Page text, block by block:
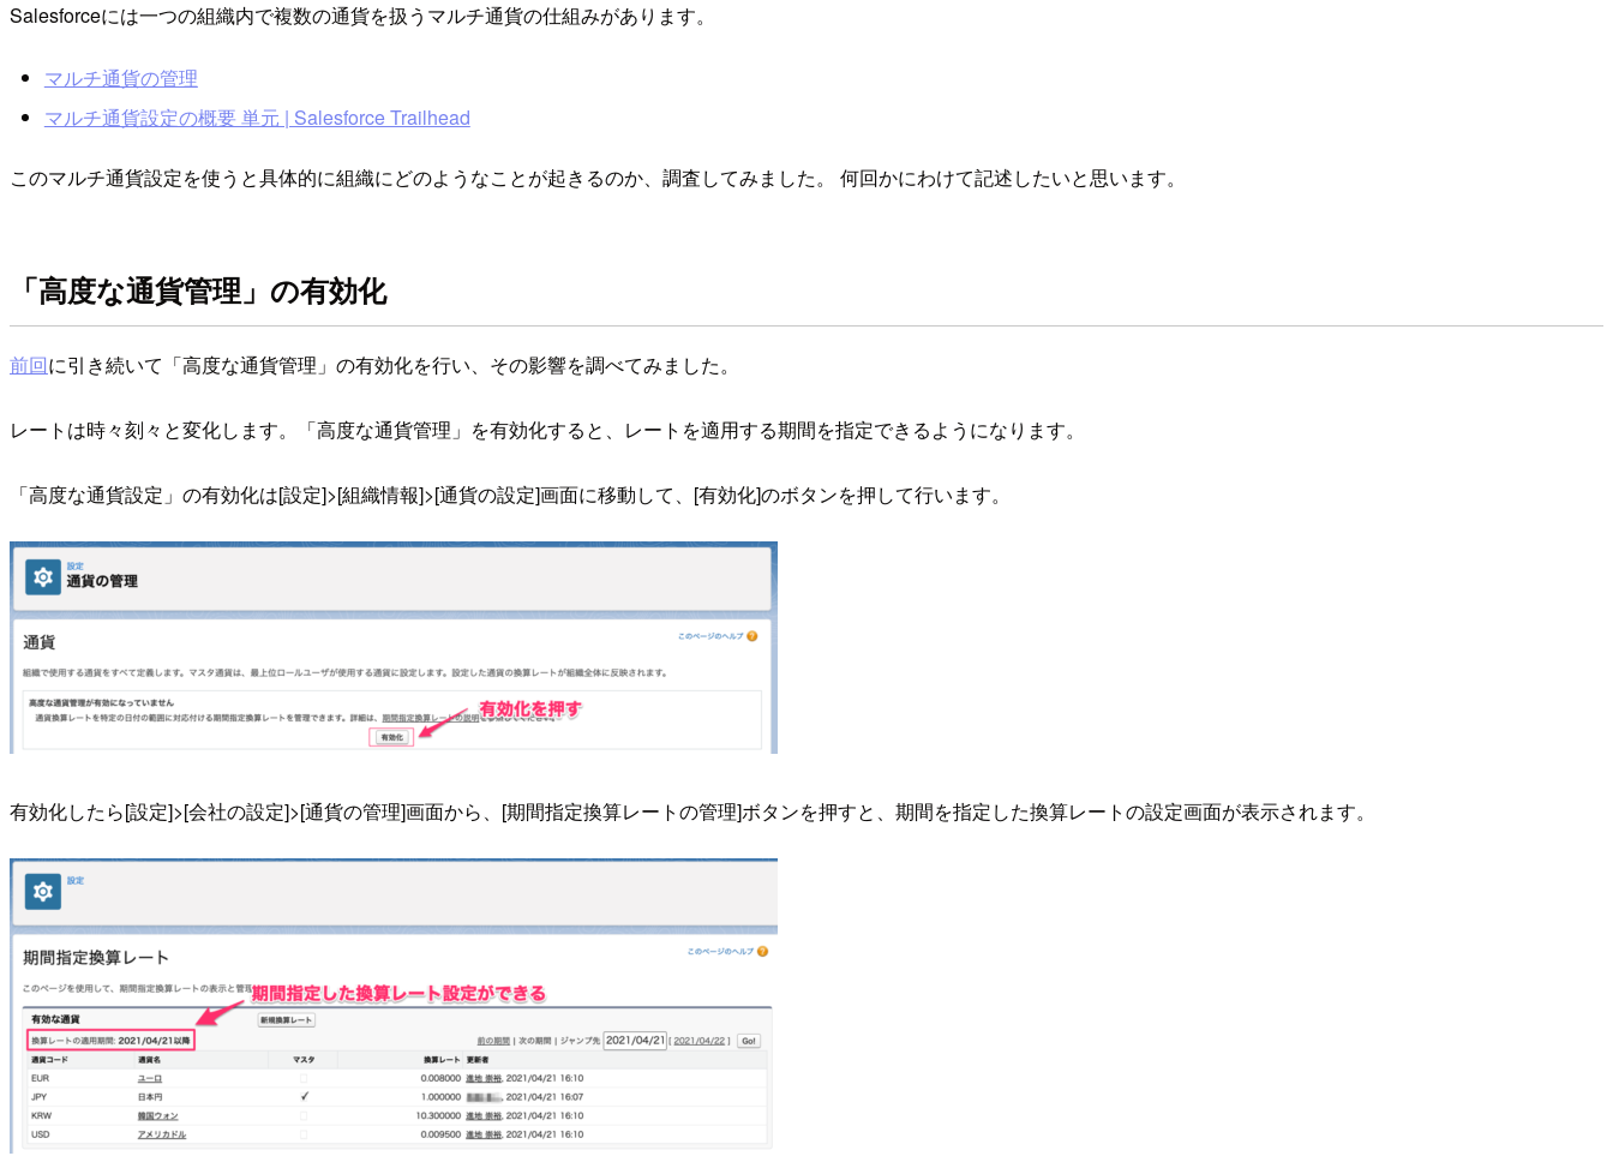
Salesforceには一つの組織内で複数の通貨を扱うマルチ通貨の仕組みがあります。
マルチ通貨の管理
マルチ通貨設定の概要 単元 | Salesforce Trailhead
このマルチ通貨設定を使うと具体的に組織にどのようなことが起きるのか、調査してみました。 何回かにわけて記述したいと思います。
「高度な通貨管理」の有効化
前回に引き続いて「高度な通貨管理」の有効化を行い、その影響を調べてみました。
レートは時々刻々と変化します。「高度な通貨管理」を有効化すると、レートを適用する期間を指定できるようになります。
「高度な通貨設定」の有効化は[設定]>[組織情報]>[通貨の設定]画面に移動して、[有効化]のボタンを押して行います。
有効化したら[設定]>[会社の設定]>[通貨の管理]画面から、[期間指定換算レートの管理]ボタンを押すと、期間を指定した換算レートの設定画面が表示されます。